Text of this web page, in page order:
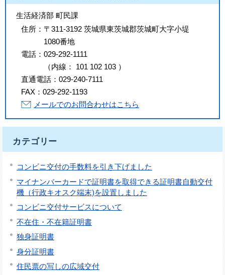
生活経済部 町民課
住所： 〒311-3192 茨城県東茨城郡茨城町大字小堤
1080番地
電話： 029-292-1111
（内線 ： 101 102 103 ）
直通電話： 029-240-7111
FAX： 029-292-1193
メールでのお問合わせはこちら
カテゴリー
コンビニ交付の手数料を引き下げました
マイナンバーカードで証明書を取得できる証明書自動交付
機（行政キオスク端末)を設置しました
コンビニ交付サービスについて
不在住・不在籍証明書
独身証明書
身分証明書
住民票の写しの広域交付